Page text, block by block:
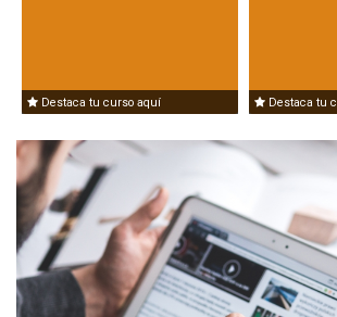
Destaca tu curso aquí Destaca tu